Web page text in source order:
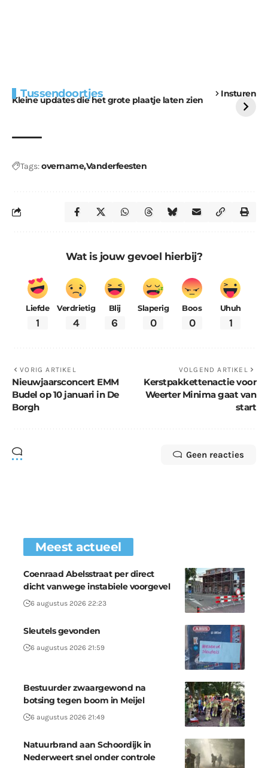
Tussendoortjes Insturen
Kleine updates die het grote plaatje laten zien
voor kabouters
uitdaging
Tags:overnameVanderfeesten
Wat is jouw gevoel hierbij?
Liefde
1
Verdrietig
4
Blij
6
Slaperig
0
Boos
0
Uhuh
1
VORIG ARTIKEL
Nieuwjaarsconcert EMM
Budel op 10 januari in De
Borgh
VOLGEND ARTIKEL
Kerstpakkettenactie voor
Weerter Minima gaat van
start
Geen reacties
Meest actueel
Coenraad Abelsstraat per direct
dicht vanwege instabiele voorgevel
6 augustus 2026 22:23
Sleutels gevonden
6 augustus 2026 21:59
Bestuurder zwaargewond na
botsing tegen boom in Meijel
6 augustus 2026 21:49
Natuurbrand aan Schoordijk in
Nederweert snel onder controle